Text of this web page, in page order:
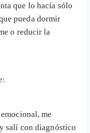
que lo hacía sólo
pueda dormir
o reducir la
me
salí con diagnóstico